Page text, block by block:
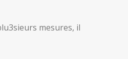
mesures, il